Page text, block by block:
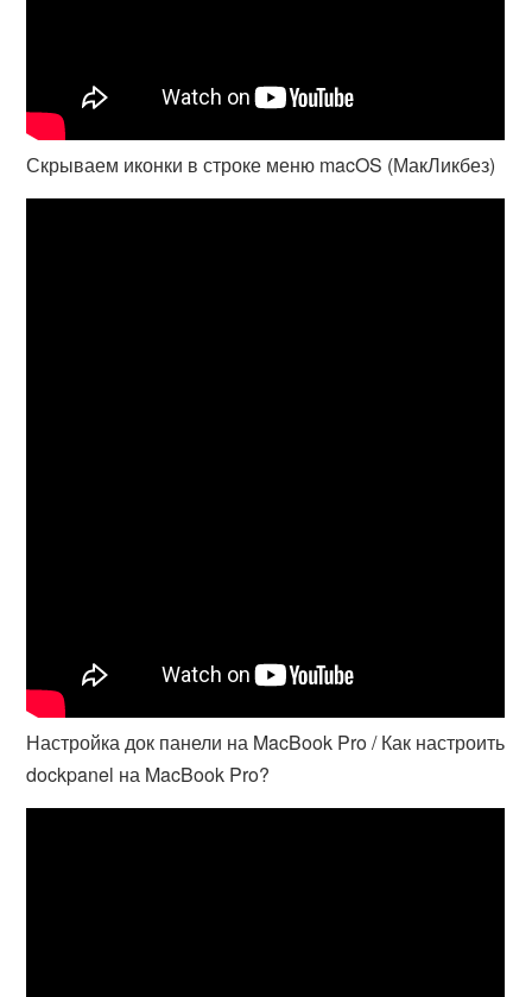
Скрываем иконки в строке меню macOS (МакЛикбез)
Настройка док панели на MacBook Pro / Как настроить
dockpanel на MacBook Pro?